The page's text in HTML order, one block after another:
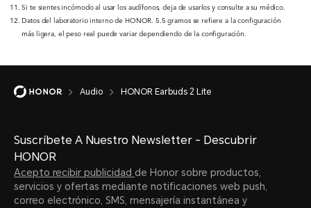
Si te sientes incómodo al usar los audífonos, deja de usarlos y consulte a su médico.
Datos del laboratorio interno de HONOR. 5.5 gramos se refiere a la configuración
más ligera, el peso real puede variar dependiendo de la configuración.
Audio HONOR Earbuds 2 Lite
Suscríbete A Nuestro Newsletter - Descubrir
HONOR
Acepto recibir publicidad de Honor sobre productos,
servicios y ofertas mediante notificaciones web push,
correo electrónico, SMS, mensajería instantánea y